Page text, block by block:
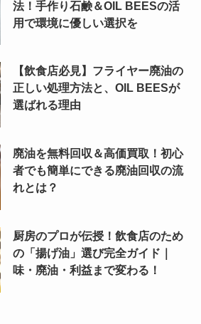
法！手作り石鹸＆OIL BEESの活
用で環境に優しい選択を
【飲食店必見】フライヤー廃油の
正しい処理方法と、OIL BEESが
選ばれる理由
廃油を無料回収＆高価買取！初心
者でも簡単にできる廃油回収の流
れとは？
厨房のプロが伝授！飲食店のため
の「揚げ油」選び完全ガイド｜
味・廃油・利益まで変わる！